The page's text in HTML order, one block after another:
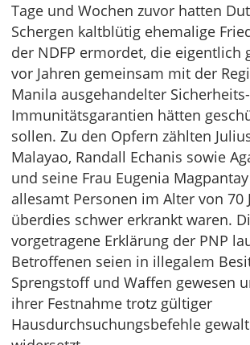
Tage und Wochen zuvor hatten
Schergen kaltblütig ehemalige
der NDFP ermordet, die eigentlich
vor Jahren gemeinsam mit der
Manila ausgehandelter
Immunitätsgarantien hätten
sollen. Zu den Opfern zählten
Malayao, Randall Echanis sowie
und seine Frau Eugenia
allesamt Personen im Alter von 70
überdies schwer erkrankt waren.
vorgetragene Erklärung der PNP
Betroffenen seien in illegalem
Sprengstoff und Waffen gewesen
ihrer Festnahme trotz gültiger
Hausdurchsuchungsbefehle